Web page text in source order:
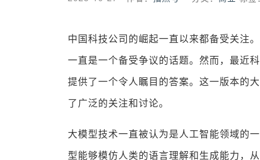
中国科技公司的崛起一直以来都备受关注
一直是一个备受争议的话题。然而，最近
提供了一个令人瞩目的答案。这一版本的
了广泛的关注和讨论。
大模型技术一直被认为是人工智能领域的
型能够模仿人类的语言理解和生成能力，